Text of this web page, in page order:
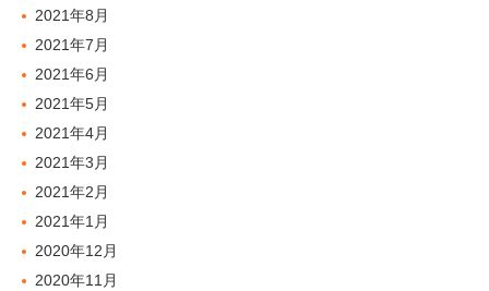
2021年8月
2021年7月
2021年6月
2021年5月
2021年4月
2021年3月
2021年2月
2021年1月
2020年12月
2020年11月